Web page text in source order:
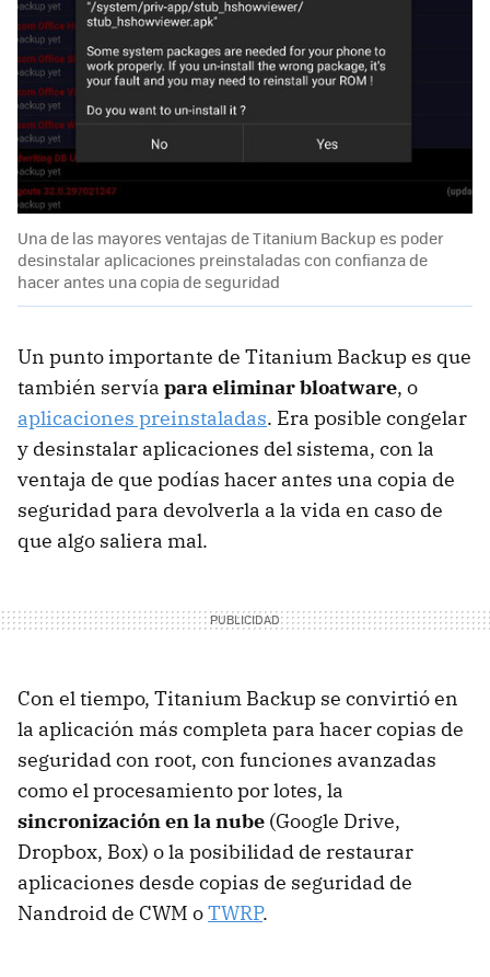
Una de las mayores ventajas de Titanium Backup es poder
desinstalar aplicaciones preinstaladas con confianza de
hacer antes una copia de seguridad
Un punto importante de Titanium Backup es que
también servía para eliminar bloatware, o
aplicaciones preinstaladas. Era posible congelar
y desinstalar aplicaciones del sistema, con la
ventaja de que podías hacer antes una copia de
seguridad para devolverla a la vida en caso de
que algo saliera mal.
Con el tiempo, Titanium Backup se convirtió en
la aplicación más completa para hacer copias de
seguridad con root, con funciones avanzadas
como el procesamiento por lotes, la
sincronización en la nube (Google Drive,
Dropbox, Box) o la posibilidad de restaurar
aplicaciones desde copias de seguridad de
Nandroid de CWM oTWRP.